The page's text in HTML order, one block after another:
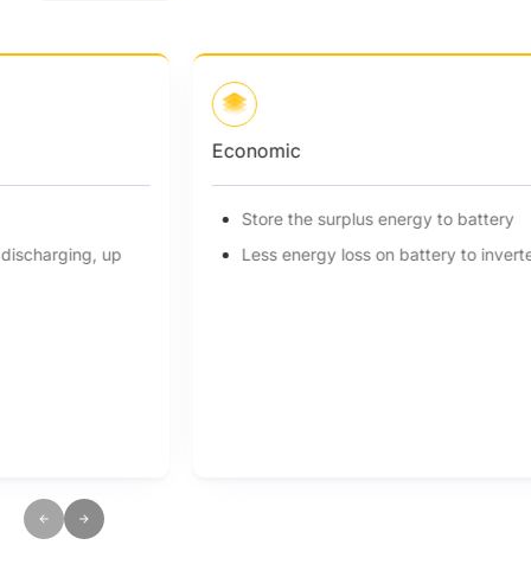
Store the surplus energy to battery
Less energy loss on battery to inverter